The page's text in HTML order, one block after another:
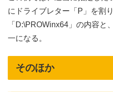
にドライブレター「P」を割
「D:\PROWinx64」の内容と
一になる。
そのほか